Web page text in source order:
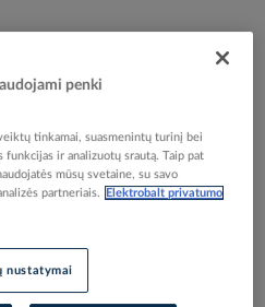
pavaizduotos nuotraukoje
D13mm skyle EXRM-
penki
tinkamai, suasmenintų turinį bei
ir analizuotų srautą. Taip pat
mūsų svetaine, su savo
partneriais.
Elektrobalt privatumo
nustatymai